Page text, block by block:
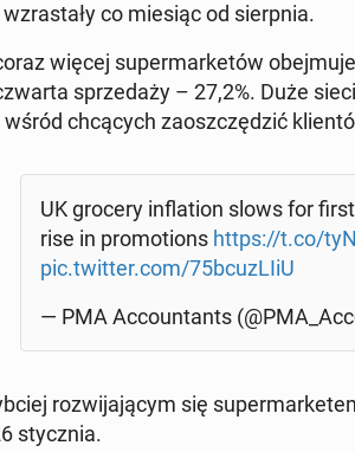
co miesiąc od sierp­nia.
więcej su­per­mar­ke­tów
sprze­da­ży – 27,2%. Duże
chcą­cych za­osz­czę­dzić
UK grocery in­fla­tion slows for
rise in pro­mo­tions https://t.co/
pic.twitter.com/75bcu­zLIiU
— PMA Ac­co­un­tants
roz­wi­ja­ją­cym się
stycz­nia.